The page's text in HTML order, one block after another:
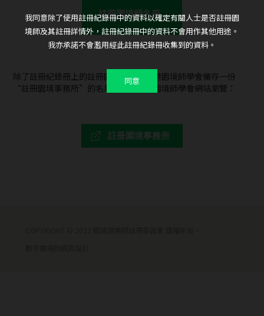
我同意除了使用註冊紀錄冊中的資料以確定有關人士是否註冊園
境師及其註冊詳情外，註冊紀錄冊中的資料不會用作其他用途。
我亦承諾不會濫用經此註冊紀錄冊收集到的資料。
同意
註冊園境師名冊
除了註冊紀錄冊上的註冊園境師外，香港園境師學會備存一份
“註冊園境事務所”的名單，請到香港園境師學會網站瀏覽：
註冊園境事務所